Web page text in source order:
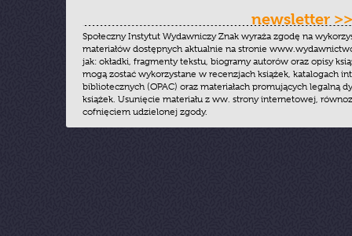
newsletter >>
Społeczny Instytut Wydawniczy Znak wyraża zgodę na
materiałów dostępnych aktualnie na stronie
jak: okładki, fragmenty tekstu, biogramy autorów oraz opisy
mogą zostać wykorzystane w recenzjach książek, katalogach
bibliotecznych (OPAC) oraz materiałach promujących legalną
książek. Usunięcie materiału z ww. strony internetowej,
cofnięciem udzielonej zgody.